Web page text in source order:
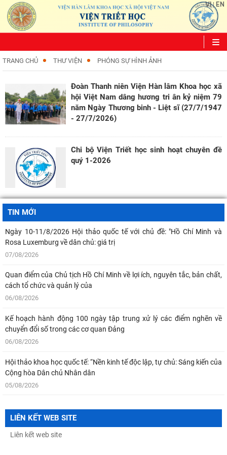
VI| EN
TRANG CHỦ THƯ VIỆN PHÓNG SỰ HÌNH ẢNH
Đoàn Thanh niên Viện Hàn lâm Khoa học xã
hội Việt Nam dâng hương tri ân kỷ niệm 79
năm Ngày Thương binh - Liệt sĩ (27/7/1947
- 27/7/2026)
Chi bộ Viện Triết học sinh hoạt chuyên đề
quý 1-2026
TIN MỚI
Ngày 10-11/8/2026 Hội thảo quốc tế với chủ đề: "Hồ Chí Minh và
Rosa Luxemburg về dân chủ: giá trị
07/08/2026
Quan điểm của Chủ tịch Hồ Chí Minh về lợi ích, nguyên tắc, bản chất,
cách tổ chức và quản lý của
06/08/2026
Kế hoạch hành động 100 ngày tập trung xử lý các điểm nghẽn về
chuyển đổi số trong các cơ quan Đảng
06/08/2026
Hội thảo khoa học quốc tế: “Nền kinh tế độc lập, tự chủ: Sáng kiến của
Cộng hòa Dân chủ Nhân dân
05/08/2026
Viện Khoa học Kinh tế và Xã hội
04/08/2026
LIÊN KẾT WEB SITE